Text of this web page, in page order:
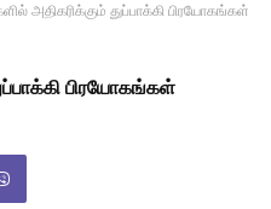
அதிகரிக்கும் துப்பாக்கி பிரயோகங்கள்
பிரயோகங்கள்